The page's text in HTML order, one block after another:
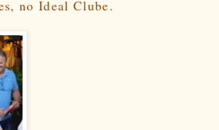
no Ideal Clube.